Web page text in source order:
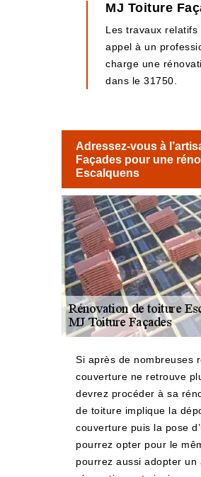
MJ Toiture
Les travaux
appel à un
charge une
dans le 31750.
Adressez-vous à
Façades pour une
Escalquens
Si après de nombreuses
couverture ne retrouve
devrez procéder à sa
de toiture implique la
couverture puis la pose
pourrez opter pour le
pourrez aussi adopter un